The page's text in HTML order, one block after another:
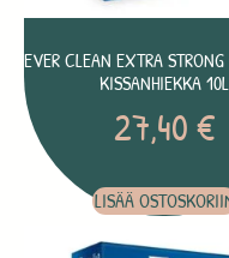
EVER CLEAN EXTRA
KISSANHIEKKA 10L
27,40€
LISÄÄ